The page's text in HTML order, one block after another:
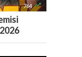
764 